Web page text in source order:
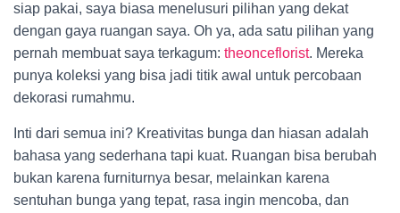
siap pakai, saya biasa menelusuri pilihan yang dekat
dengan gaya ruangan saya. Oh ya, ada satu pilihan yang
pernah membuat saya terkagum: theonceflorist. Mereka
punya koleksi yang bisa jadi titik awal untuk percobaan
dekorasi rumahmu.
Inti dari semua ini? Kreativitas bunga dan hiasan adalah
bahasa yang sederhana tapi kuat. Ruangan bisa berubah
bukan karena furniturnya besar, melainkan karena
sentuhan bunga yang tepat, rasa ingin mencoba, dan